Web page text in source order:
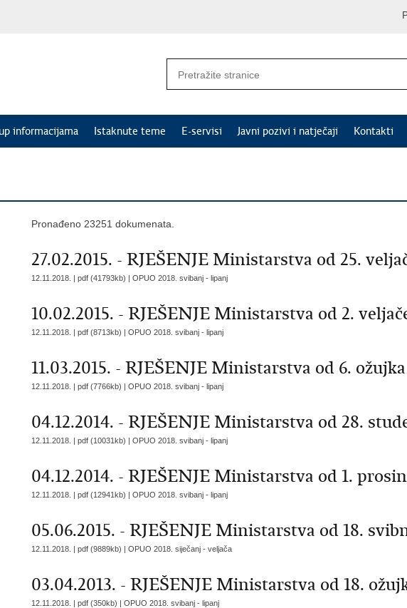
informacijama Istaknute teme E-servisi Javni pozivi i natječaji Kontakti
Pronađeno 23251 dokumenata.
27.02.2015. - RJEŠENJE Ministarstva od 25.
12.11.2018. | pdf (41793kb) | OPUO 2018. svibanj - lipanj
10.02.2015. - RJEŠENJE Ministarstva od 2.
12.11.2018. | pdf (8713kb) | OPUO 2018. svibanj - lipanj
11.03.2015. - RJEŠENJE Ministarstva od 6.
12.11.2018. | pdf (7766kb) | OPUO 2018. svibanj - lipanj
04.12.2014. - RJEŠENJE Ministarstva od 28.
12.11.2018. | pdf (10031kb) | OPUO 2018. svibanj - lipanj
04.12.2014. - RJEŠENJE Ministarstva od 1.
12.11.2018. | pdf (12941kb) | OPUO 2018. svibanj - lipanj
05.06.2015. - RJEŠENJE Ministarstva od 18.
12.11.2018. | pdf (9889kb) | OPUO 2018. siječanj - veljača
03.04.2013. - RJEŠENJE Ministarstva od 18.
12.11.2018. | pdf (350kb) | OPUO 2018. svibanj - lipanj